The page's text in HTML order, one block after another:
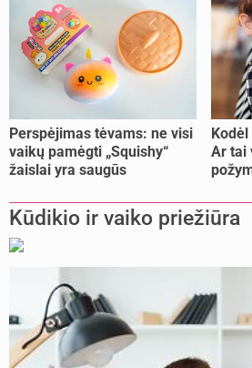
Perspėjimas tėvams: ne visi
vaikų pamėgti „Squishy“
žaislai yra saugūs
Ar tai
Kūdikio ir vaiko priežiūra